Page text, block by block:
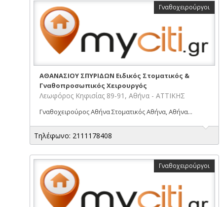
Γναθοχειρούργοι
ΑΘΑΝΑΣΙΟΥ ΣΠΥΡΙΔΩΝ Ειδικός Στοματικός &
Γναθοπροσωπικός Χειρουργός
Λεωφόρος Κηφισίας 89-91, Αθήνα - ΑΤΤΙΚΗΣ
Γναθοχειρούρος Αθήνα Στοματικός Αθήνα, Αθήνα...
Τηλέφωνο: 2111178408
Γναθοχειρούργοι